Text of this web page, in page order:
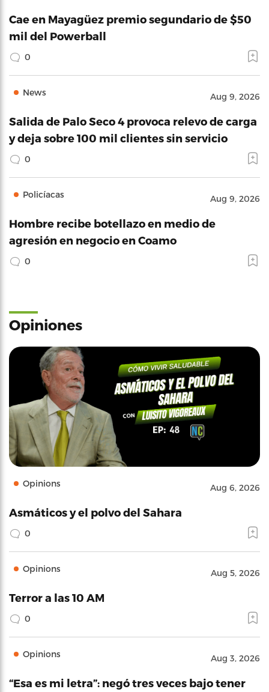
Cae en Mayagüez premio segundario de $50
mil del Powerball
0
News Aug 9, 2026
Salida de Palo Seco 4 provoca relevo de carga
y deja sobre 100 mil clientes sin servicio
0
Policíacas Aug 9, 2026
Hombre recibe botellazo en medio de
agresión en negocio en Coamo
0
Opiniones
Opinions Aug 6, 2026
Asmáticos y el polvo del Sahara
0
Opinions Aug 5, 2026
Terror a las 10 AM
0
Opinions Aug 3, 2026
“Esa es mi letra”: negó tres veces bajo tener